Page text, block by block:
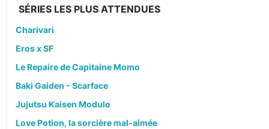
SÉRIES LES PLUS ATTENDUES
Charivari
Eros x SF
Le Repaire de Capitaine Momo
Baki Gaiden - Scarface
Jujutsu Kaisen Modulo
Love Potion, la sorcière mal-aimée